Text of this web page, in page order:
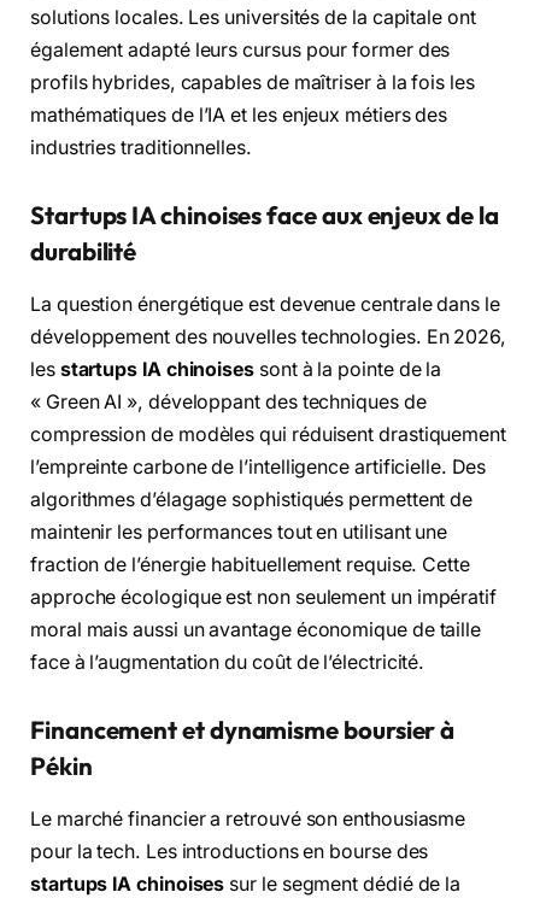
solutions locales. Les universités de la capitale ont
également adapté leurs cursus pour former des
profils hybrides, capables de maîtriser à la fois les
mathématiques de l’IA et les enjeux métiers des
industries traditionnelles.
Startups IA chinoises face aux enjeux de la
durabilité
La question énergétique est devenue centrale dans le
développement des nouvelles technologies. En 2026,
les startups IA chinoises sont à la pointe de la
« Green AI », développant des techniques de
compression de modèles qui réduisent drastiquement
l’empreinte carbone de l’intelligence artificielle. Des
algorithmes d’élagage sophistiqués permettent de
maintenir les performances tout en utilisant une
fraction de l’énergie habituellement requise. Cette
approche écologique est non seulement un impératif
moral mais aussi un avantage économique de taille
face à l’augmentation du coût de l’électricité.
Financement et dynamisme boursier à
Pékin
Le marché financier a retrouvé son enthousiasme
pour la tech. Les introductions en bourse des
startups IA chinoises sur le segment dédié de la